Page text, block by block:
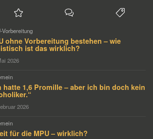
Vorbereitung
ohne Vorbereitung bestehen – wie
ist das wirklich?
2026
hatte 1,6 Promille – aber ich bin doch kein
2026
für die MPU – wirklich?